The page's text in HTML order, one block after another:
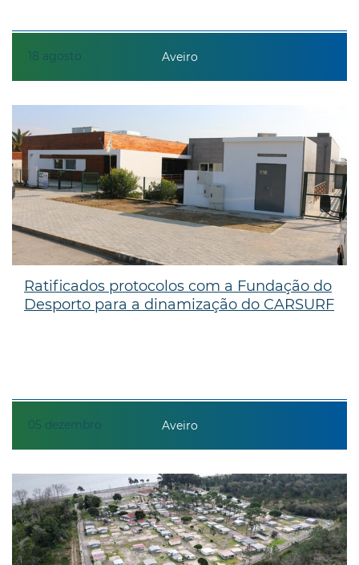
18 agosto Aveiro
05 dezembro
Ratificados protocolos com a Fundação do
Desporto para a dinamização do CARSURF
Aveiro